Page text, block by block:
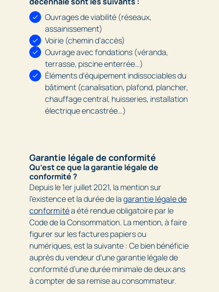
Ouvrages de viabilité (réseaux,
assainissement)
Voirie (chemin d’accès)
Ouvrage avec fondations (véranda,
terrasse, piscine enterrée…)
Éléments d’équipement indissociables du
bâtiment (canalisation, plafond, plancher,
chauffage central, huisseries, installation
électrique encastrée…)
Garantie légale de conformité
Qu’est ce que la garantie légale de
conformité ?
Depuis le 1er juillet 2021, la mention sur
l’existence et la durée de lagarantie légale de
conformitéa été rendue obligatoire par le
Code de la Consommation. La mention, à faire
figurer sur les factures papiers ou
numériques, est la suivante : Ce bien bénéficie
auprès du vendeur d’une garantie légale de
conformité d’une durée minimale de deux ans
à compter de sa remise au consommateur.